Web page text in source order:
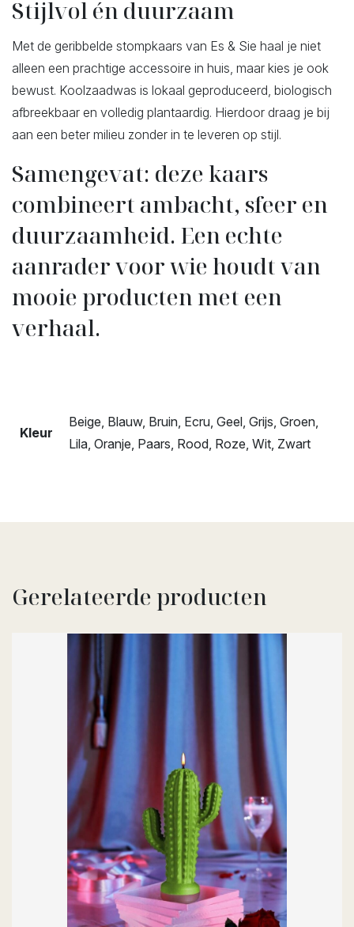
Stijlvol én duurzaam
Met de geribbelde stompkaars van Es & Sie haal je niet
alleen een prachtige accessoire in huis, maar kies je ook
bewust. Koolzaadwas is lokaal geproduceerd, biologisch
afbreekbaar en volledig plantaardig. Hierdoor draag je bij
aan een beter milieu zonder in te leveren op stijl.
Samengevat: deze kaars
combineert ambacht, sfeer en
duurzaamheid. Een echte
aanrader voor wie houdt van
mooie producten met een
verhaal.
Kleur
Beige, Blauw, Bruin, Ecru, Geel, Grijs, Groen,
Lila, Oranje, Paars, Rood, Roze, Wit, Zwart
Gerelateerde producten